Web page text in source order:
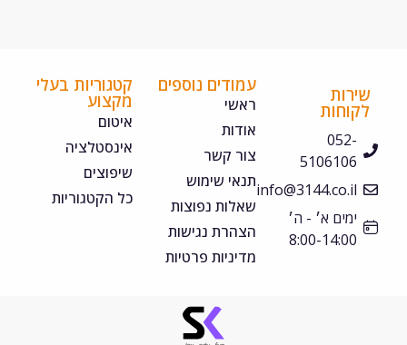
052-
5106106
info@3144.co.il
ימים א׳ - ה׳
8:00-14:00
עמודים נוספים
צור קשר
תנאי שימוש
שאלות נפוצות
הצהרת נגישות
מדיניות פרטיות
קטגוריות בעלי
אינסטלציה
שיפוצים
כל הקטגוריות